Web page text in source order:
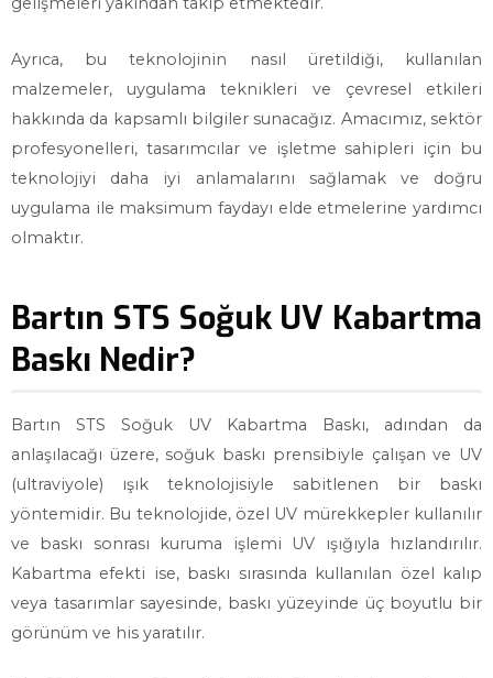
Ayrıca, bu teknolojinin nasıl üretildiği, kullanılan
malzemeler, uygulama teknikleri ve çevresel etkileri
hakkında da kapsamlı bilgiler sunacağız. Amacımız, sektör
profesyonelleri, tasarımcılar ve işletme sahipleri için bu
teknolojiyi daha iyi anlamalarını sağlamak ve doğru
uygulama ile maksimum faydayı elde etmelerine yardımcı
olmaktır.
Bartın STS Soğuk UV Kabartma
Baskı Nedir?
Bartın STS Soğuk UV Kabartma Baskı, adından da
anlaşılacağı üzere, soğuk baskı prensibiyle çalışan ve UV
(ultraviyole) ışık teknolojisiyle sabitlenen bir baskı
yöntemidir. Bu teknolojide, özel UV mürekkepler kullanılır
ve baskı sonrası kuruma işlemi UV ışığıyla hızlandırılır.
Kabartma efekti ise, baskı sırasında kullanılan özel kalıp
veya tasarımlar sayesinde, baskı yüzeyinde üç boyutlu bir
görünüm ve his yaratılır.